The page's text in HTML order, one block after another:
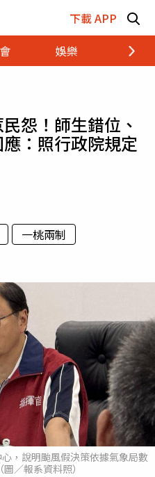
下載 APP
娛樂 財經
怨！師生錯位、
：照行政院規定
一桃兩制
，說明颱風假決策依據氣象局數
／報系資料照）